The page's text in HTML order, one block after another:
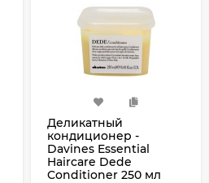
Деликатный
кондиционер -
Davines Essential
Haircare Dede
Conditioner 250 мл